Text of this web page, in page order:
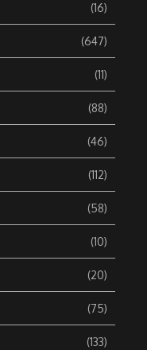
(16)
(647)
(11)
(88)
(46)
(112)
(58)
(10)
(20)
(75)
(133)